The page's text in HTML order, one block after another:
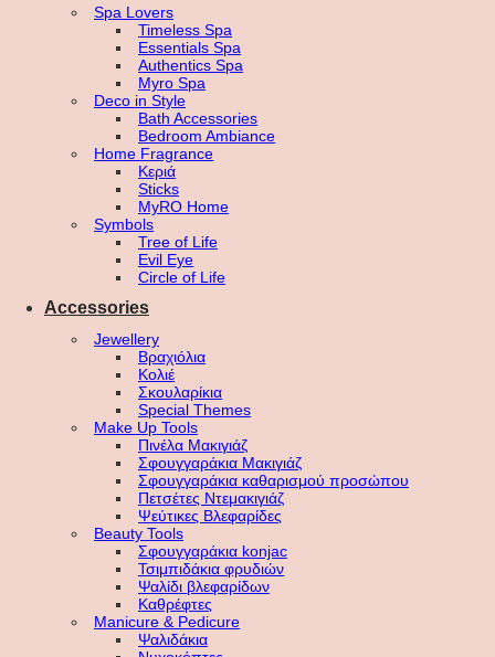
Spa Lovers
Timeless Spa
Essentials Spa
Authentics Spa
Myro Spa
Deco in Style
Bath Accessories
Bedroom Ambiance
Home Fragrance
Κεριά
Sticks
MyRO Home
Symbols
Tree of Life
Evil Eye
Circle of Life
Accessories
Jewellery
Βραχιόλια
Κολιέ
Σκουλαρίκια
Special Themes
Make Up Tools
Πινέλα Μακιγιάζ
Σφουγγαράκια Μακιγιάζ
Σφουγγαράκια καθαρισμού προσώπου
Πετσέτες Ντεμακιγιάζ
Ψεύτικες Βλεφαρίδες
Beauty Tools
Σφουγγαράκια konjac
Τσιμπιδάκια φρυδιών
Ψαλίδι βλεφαρίδων
Καθρέφτες
Manicure & Pedicure
Ψαλιδάκια